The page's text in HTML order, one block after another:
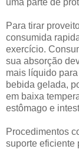
Para tirar
consumida
exercício.
sua absorção
mais líquido
bebida gelada,
em baixa
estômago e
Procedimentos
suporte eficiente